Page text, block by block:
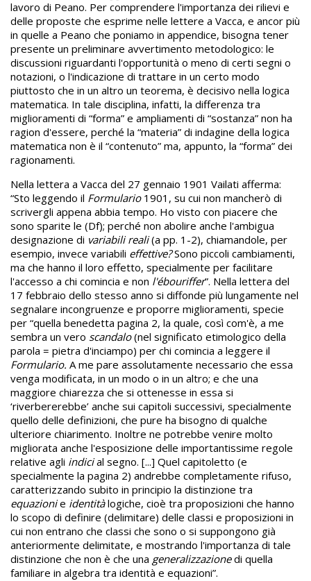
lavoro di Peano. Per comprendere l'importanza dei rilievi e
delle proposte che esprime nelle lettere a Vacca, e ancor più
in quelle a Peano che poniamo in appendice, bisogna tener
presente un preliminare avvertimento metodologico: le
discussioni riguardanti l'opportunità o meno di certi segni o
notazioni, o l'indicazione di trattare in un certo modo
piuttosto che in un altro un teorema, è decisivo nella logica
matematica. In tale disciplina, infatti, la differenza tra
miglioramenti di “forma” e ampliamenti di “sostanza” non ha
ragion d'essere, perché la “materia” di indagine della logica
matematica non è il “contenuto” ma, appunto, la “forma” dei
ragionamenti.
Nella lettera a Vacca del 27 gennaio 1901 Vailati afferma:
“Sto leggendo il Formulario 1901, su cui non mancherò di
scrivergli appena abbia tempo. Ho visto con piacere che
sono sparite le (Df); perché non abolire anche l'ambigua
designazione di variabili reali(a pp. 1-2), chiamandole, per
esempio, invece variabili effettive?Sono piccoli cambiamenti,
ma che hanno il loro effetto, specialmente per facilitare
l'accesso a chi comincia e non l'ébouriffer”. Nella lettera del
17 febbraio dello stesso anno si diffonde più lungamente nel
segnalare incongruenze e proporre miglioramenti, specie
per “quella benedetta pagina 2, la quale, così com'è, a me
sembra un vero scandalo(nel significato etimologico della
parola = pietra d'inciampo) per chi comincia a leggere il
Formulario. A me pare assolutamente necessario che essa
venga modificata, in un modo o in un altro; e che una
maggiore chiarezza che si ottenesse in essa si
‘riverbererebbe’ anche sui capitoli successivi, specialmente
quello delle definizioni, che pure ha bisogno di qualche
ulteriore chiarimento. Inoltre ne potrebbe venire molto
migliorata anche l'esposizione delle importantissime regole
relative agli indicial segno. [...] Quel capitoletto (e
specialmente la pagina 2) andrebbe completamente rifuso,
caratterizzando subito in principio la distinzione tra
equazionie identitàlogiche, cioè tra proposizioni che hanno
lo scopo di definire (delimitare) delle classi e proposizioni in
cui non entrano che classi che sono o si suppongono già
anteriormente delimitate, e mostrando l'importanza di tale
distinzione che non è che una generalizzazionedi quella
familiare in algebra tra identità e equazioni”.